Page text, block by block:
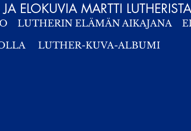
ELOKUVIA MARTTI LUTHERISTA
LUTHERIN ELÄMÄN AIKAJANA
LUTHER-KUVA-ALBUMI